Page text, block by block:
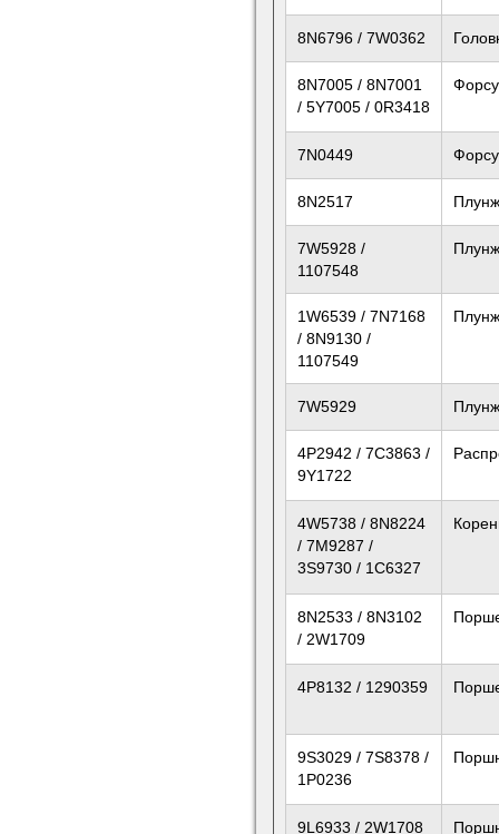
8N6796 / 7W0362
8N7005 / 8N7001
/ 5Y7005 / 0R3418
7N0449
8N2517
7W5928 /
1107548
1W6539 / 7N7168
/ 8N9130 /
1107549
7W5929
4P2942 / 7C3863 /
9Y1722
4W5738 / 8N8224
/ 7M9287 /
3S9730 / 1C6327
8N2533 / 8N3102
/ 2W1709
4P8132 / 1290359
9S3029 / 7S8378 /
1P0236
9L6933 / 2W1708